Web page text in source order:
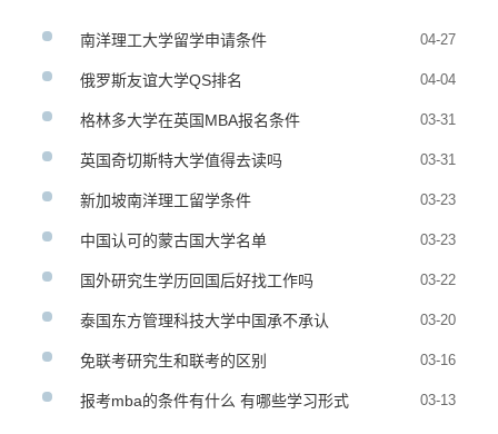
南洋理工大学留学申请条件 04-27
俄罗斯友谊大学QS排名 04-04
格林多大学在英国MBA报名条件 03-31
英国奇切斯特大学值得去读吗 03-31
新加坡南洋理工留学条件 03-23
中国认可的蒙古国大学名单 03-23
国外研究生学历回国后好找工作吗 03-22
泰国东方管理科技大学中国承不承认 03-20
免联考研究生和联考的区别 03-16
报考mba的条件有什么 有哪些学习形式 03-13